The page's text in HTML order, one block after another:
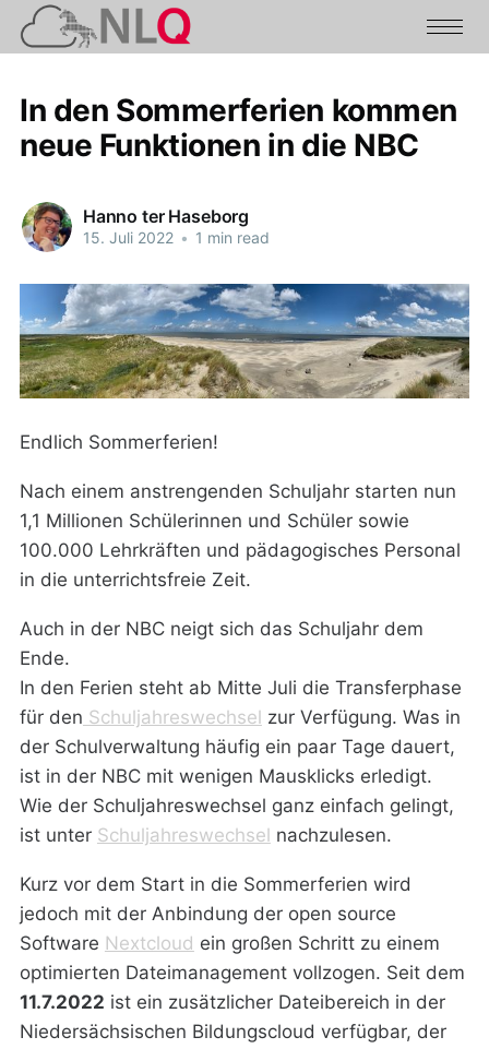
In den Sommerferien kommen
neue Funktionen in die NBC
Hanno ter Haseborg
15. Juli 2022 • 1 min read
Endlich Sommerferien!
Nach einem anstrengenden Schuljahr starten nun
1,1 Millionen Schülerinnen und Schüler sowie
100.000 Lehrkräften und pädagogisches Personal
in die unterrichtsfreie Zeit.
Auch in der NBC neigt sich das Schuljahr dem
Ende.
In den Ferien steht ab Mitte Juli die Transferphase
für den Schuljahreswechsel zur Verfügung. Was in
der Schulverwaltung häufig ein paar Tage dauert,
ist in der NBC mit wenigen Mausklicks erledigt.
Wie der Schuljahreswechsel ganz einfach gelingt,
ist unter Schuljahreswechsel nachzulesen.
Kurz vor dem Start in die Sommerferien wird
jedoch mit der Anbindung der open source
Software Nextcloud ein großen Schritt zu einem
optimierten Dateimanagement vollzogen. Seit dem
11.7.2022 ist ein zusätzlicher Dateibereich in der
Niedersächsischen Bildungscloud verfügbar, der